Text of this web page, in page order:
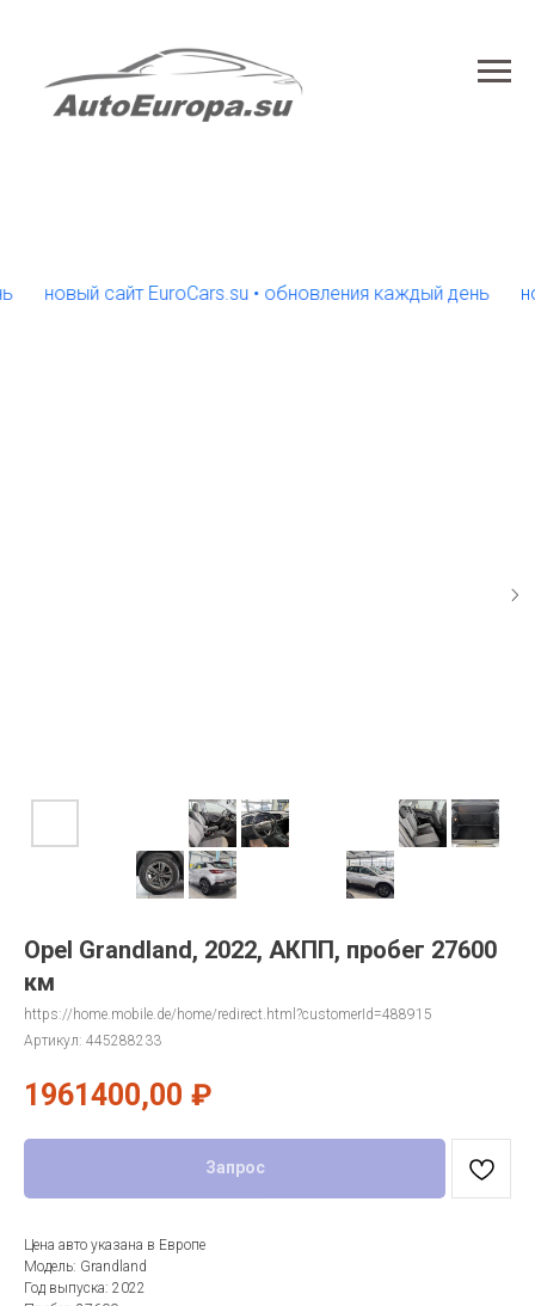
сайт EuroCars.su • обновления каждый день новый
Opel Grandland, 2022, АКПП, пробег 27600
км
https://home.mobile.de/home/redirect.html?customerId=488915
Артикул: 445288233
1961400,00 ₽
Запрос
Цена авто указана в Европе
Модель: Grandland
Год выпуска: 2022